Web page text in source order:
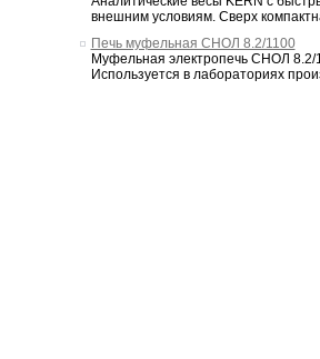
внешним условиям. Сверх
Печь муфельная СНОЛ 8.2/1100
Муфельная электропечь СНОЛ 8.2/
Используется в лабораториях